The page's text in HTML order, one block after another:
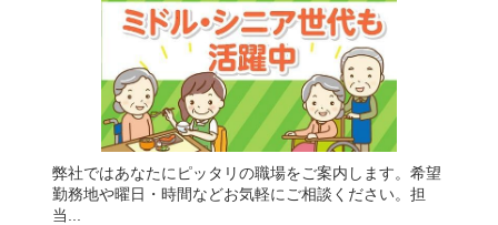
弊社ではあなたにピッタリの職場をご案内します。希望
勤務地や曜日・時間などお気軽にご相談ください。担
当...